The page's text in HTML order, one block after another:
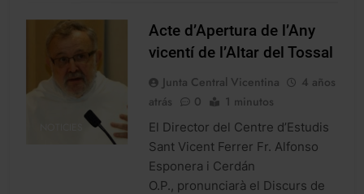
Acte d’Apertura de l’Any
vicentí de l’Altar del Tossal
Junta Central Vicentina
4 años
atrás
0 1 minutos
El Director del Centre d’Estudis
Sant Vicent Ferrer Fr. Alfonso
Esponera i Cerdán
O.P., pronunciarà el Discurs de